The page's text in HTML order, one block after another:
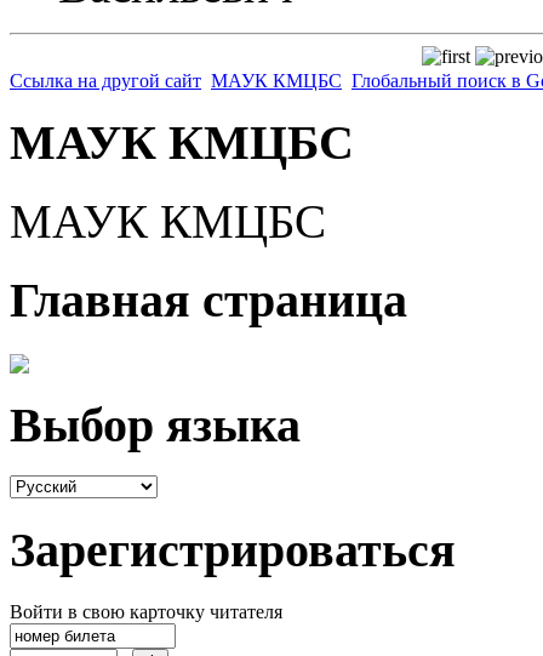
Ссылка на другой сайт МАУК КМЦБС Глобальный поиск в
МАУК КМЦБС
МАУК КМЦБС
Главная страница
Выбор языка
Зарегистрироваться
Войти в свою карточку читателя